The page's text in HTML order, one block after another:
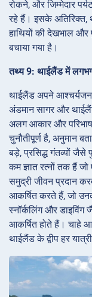
रोकने, और जिम्मेदार
रहे हैं। इसके अतिरिक्त,
हाथियों की देखभाल और
बचाया गया है।
तथ्य 9: थाईलैंड में लगभग
थाईलैंड अपने आश्चर्यजनक
अंडमान सागर और
अलग आकार और
चुनौतीपूर्ण है, अनुमान
बड़े, प्रसिद्ध गंतव्यों
कम ज्ञात रत्नों तक हैं
समुद्री जीवन प्रदान
आकर्षित करते हैं, जो
स्नॉर्कलिंग और
आकर्षित होते हैं। चाहे
थाईलैंड के द्वीप हर